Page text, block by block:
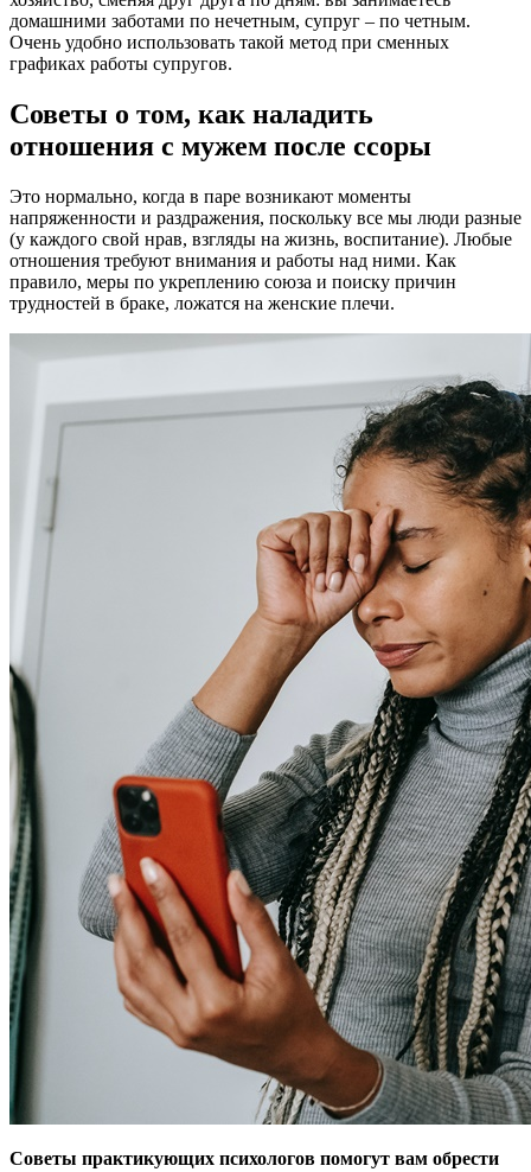
домашними заботами по нечетным, супруг – по четным.
Очень удобно использовать такой метод при сменных
графиках работы супругов.
Советы о том, как наладить
отношения с мужем после ссоры
Это нормально, когда в паре возникают моменты
напряженности и раздражения, поскольку все мы люди разные
(у каждого свой нрав, взгляды на жизнь, воспитание). Любые
отношения требуют внимания и работы над ними. Как
правило, меры по укреплению союза и поиску причин
трудностей в браке, ложатся на женские плечи.
Советы практикующих психологов помогут вам обрести